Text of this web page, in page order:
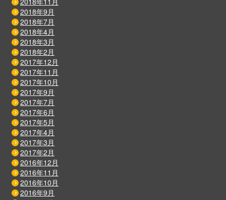
2018年9月
2018年7月
2018年4月
2018年3月
2018年2月
2017年12月
2017年11月
2017年10月
2017年9月
2017年7月
2017年6月
2017年5月
2017年4月
2017年3月
2017年2月
2016年12月
2016年11月
2016年10月
2016年9月